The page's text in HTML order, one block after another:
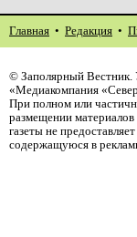
Главная • Редакция •
© Заполярный Вестник.
«Медиакомпания
При полном или
размещении
газеты не
содержащуюся в